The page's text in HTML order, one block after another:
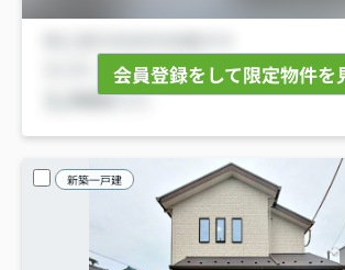
会員登録をして限定物件を
新築一戸建